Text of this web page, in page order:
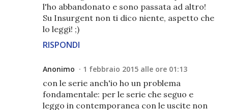
l'ho abbandonato e sono passata ad altro!
Su Insurgent non ti dico niente, aspetto che
lo leggi! ;)
RISPONDI
Anonimo 1 febbraio 2015 alle ore 01:13
con le serie anch'io ho un problema
fondamentale: per le serie che seguo e
leggo in contemporanea con le uscite non